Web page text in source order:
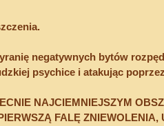
negatywnych bytów
psychice i atakując
NAJCIEMNIEJSZYM
FALĘ